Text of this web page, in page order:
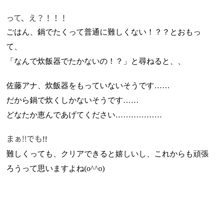
って、え？！！！
ごはん、鍋でたくって普通に難しくない！？？とおもっ
て、
「なんで炊飯器でたかないの！？」と尋ねると、、
佐藤アナ、炊飯器をもっていないそうです……
だから鍋で炊くしかないそうです……
どなたか恵んであげてください………………
まぁ!!でも!!
難しくっても、クリアできると嬉しいし、これからも頑張
ろうって思いますよね(o^^o)